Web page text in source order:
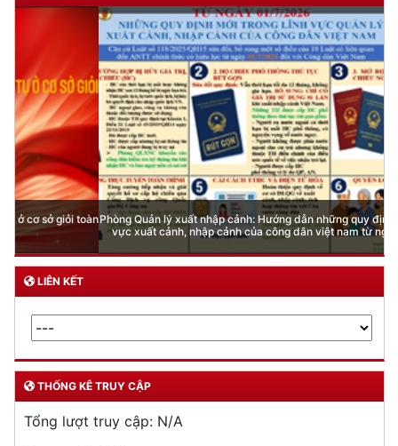
Phòng Quản lý xuất nhập cảnh: Hướng dẫn những quy định mới trong lĩnh
vực xuất cảnh, nhập cảnh của công dân việt nam từ ngày 01/7/2026
LIÊN KẾT
THỐNG KÊ TRUY CẬP
Tổng lượt truy cập: N/A